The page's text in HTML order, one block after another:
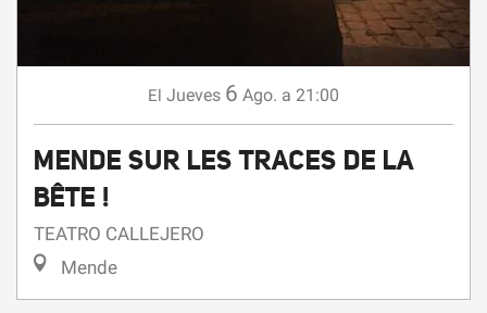
El Jueves 6 Ago. a 21:00
MENDE SUR LES TRACES DE LA
BÊTE !
TEATRO CALLEJERO
Mende